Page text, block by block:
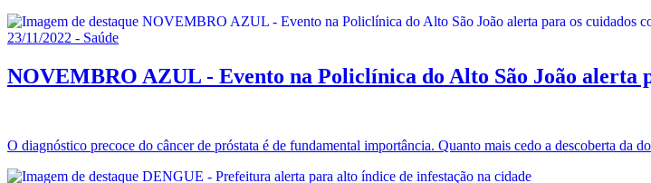
23/11/2022 - Saúde
NOVEMBRO AZUL - Evento na Policlínica do Alto São João alerta
O diagnóstico precoce do câncer de próstata é de fundamental importância. Quanto mais cedo a descoberta da